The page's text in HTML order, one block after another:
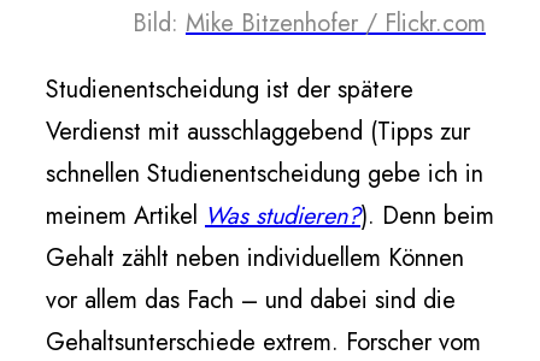
Bild: Mike Bitzenhofer / Flickr.com
Studienentscheidung ist der spätere
Verdienst mit ausschlaggebend (Tipps zur
schnellen Studienentscheidung gebe ich in
meinem Artikel Was studieren?). Denn beim
Gehalt zählt neben individuellem Können
vor allem das Fach – und dabei sind die
Gehaltsunterschiede extrem. Forscher vom